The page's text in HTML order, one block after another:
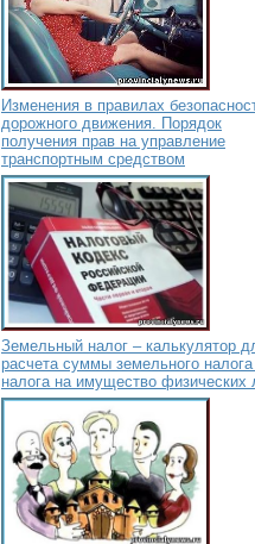
Изменения в правилах
дорожного движения. Порядок
получения прав на управление
транспортным средством
Земельный налог – калькулятор
расчета суммы земельного
налога на имущество физических